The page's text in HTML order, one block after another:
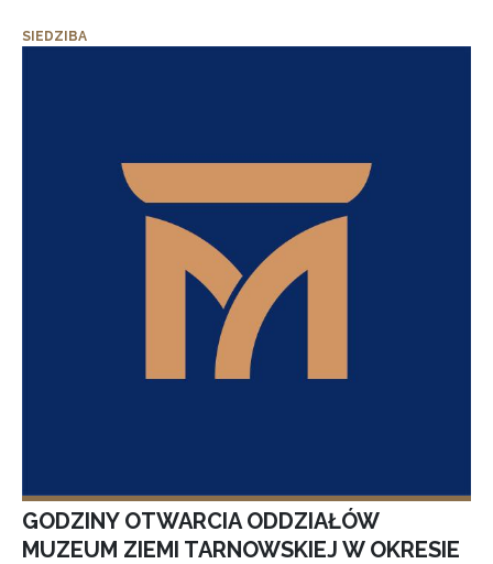
SIEDZIBA
GODZINY OTWARCIA ODDZIAŁÓW
MUZEUM ZIEMI TARNOWSKIEJ W OKRESIE